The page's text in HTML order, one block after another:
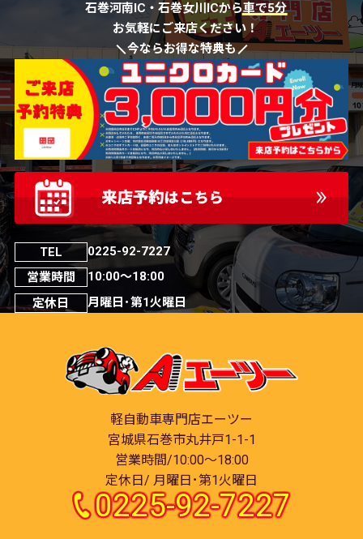
石巻河南IC・石巻女川ICから車で5分
お気軽にご来店ください！
今ならお得な特典も
TEL
0225-92-7227
営業時間
10:00～18:00
定休日
月曜日･第1火曜日
軽自動車専門店エーツー
宮城県石巻市丸井戸1-1-1
営業時間/10:00～18:00
定休日/ 月曜日･第1火曜日
0225-92-7227